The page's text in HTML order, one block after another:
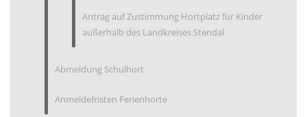
Antrag auf Zustimmung Hortplatz für Kinder
außerhalb des Landkreises Stendal
Abmeldung Schulhort
Anmeldefristen Ferienhorte